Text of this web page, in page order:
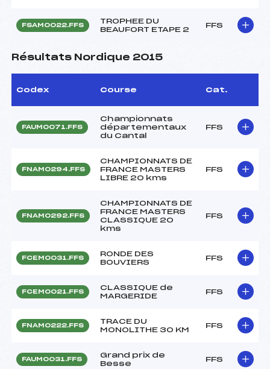
FSAM0022.FFS
TROPHEE DU
BEAUFORT ETAPE 2
FFS
Résultats Nordique 2015
Codex Course Cat.
FAUM0071.FFS
Championnats
départementaux
du Cantal
FFS
FNAM0294.FFS
CHAMPIONNATS DE
FRANCE MASTERS
LIBRE 20 kms
FFS
FNAM0292.FFS
CHAMPIONNATS DE
FRANCE MASTERS
CLASSIQUE 20
kms
FFS
FCEM0031.FFS
RONDE DES
BOUVIERS
FFS
FCEM0021.FFS
CLASSIQUE de
MARGERIDE
FFS
FNAM0222.FFS
TRACE DU
MONOLITHE 30 KM
FFS
FAUM0031.FFS
Grand prix de
Besse
FFS